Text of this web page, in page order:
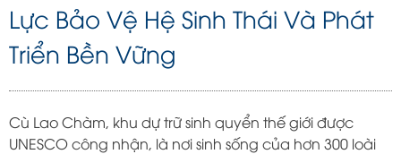
Lực Bảo Vệ Hệ Sinh Thái Và Phát
Triển Bền Vững
Cù Lao Chàm, khu dự trữ sinh quyển thế giới được
UNESCO công nhận, là nơi sinh sống của hơn 300 loài